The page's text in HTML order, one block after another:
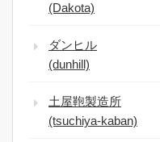
(Dakota)
ダンヒル
(dunhill)
土屋鞄製造所
(tsuchiya-kaban)